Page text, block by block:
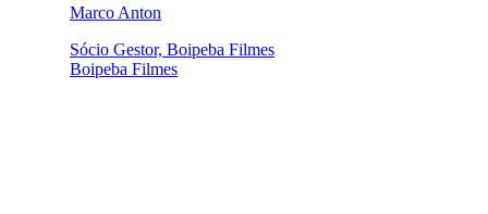
Marco Anton
Sócio Gestor, Boipeba Filmes
Boipeba Filmes